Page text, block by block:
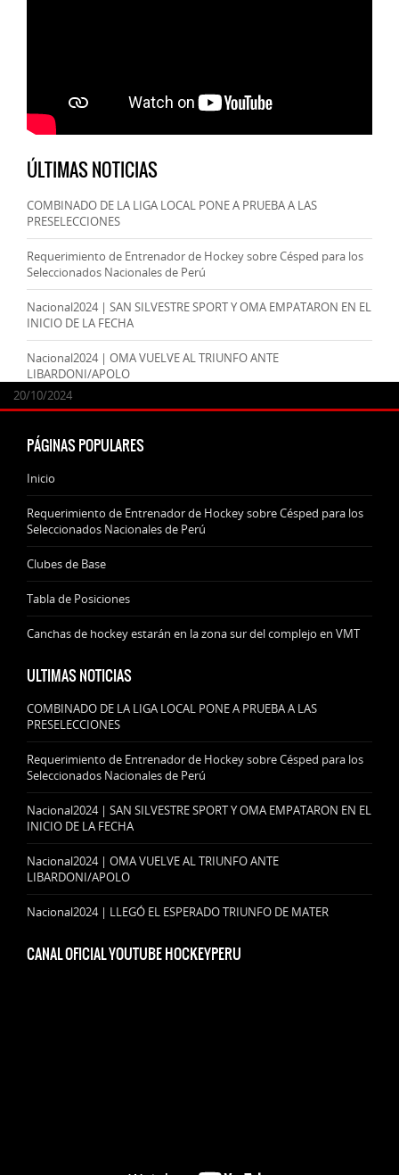
ÚLTIMAS NOTICIAS
COMBINADO DE LA LIGA LOCAL PONE A PRUEBA A LAS
PRESELECCIONES
24/09/2025
Requerimiento de Entrenador de Hockey sobre Césped para los
Seleccionados Nacionales de Perú
07/11/2024
Nacional2024 | SAN SILVESTRE SPORT Y OMA EMPATARON EN EL
INICIO DE LA FECHA
20/10/2024
Nacional2024 | OMA VUELVE AL TRIUNFO ANTE
LIBARDONI/APOLO
20/10/2024
PÁGINAS POPULARES
Inicio
Requerimiento de Entrenador de Hockey sobre Césped para los
Seleccionados Nacionales de Perú
Clubes de Base
Tabla de Posiciones
Canchas de hockey estarán en la zona sur del complejo en VMT
ULTIMAS NOTICIAS
COMBINADO DE LA LIGA LOCAL PONE A PRUEBA A LAS
PRESELECCIONES
Requerimiento de Entrenador de Hockey sobre Césped para los
Seleccionados Nacionales de Perú
Nacional2024 | SAN SILVESTRE SPORT Y OMA EMPATARON EN EL
INICIO DE LA FECHA
Nacional2024 | OMA VUELVE AL TRIUNFO ANTE
LIBARDONI/APOLO
Nacional2024 | LLEGÓ EL ESPERADO TRIUNFO DE MATER
CANAL OFICIAL YOUTUBE HOCKEYPERU